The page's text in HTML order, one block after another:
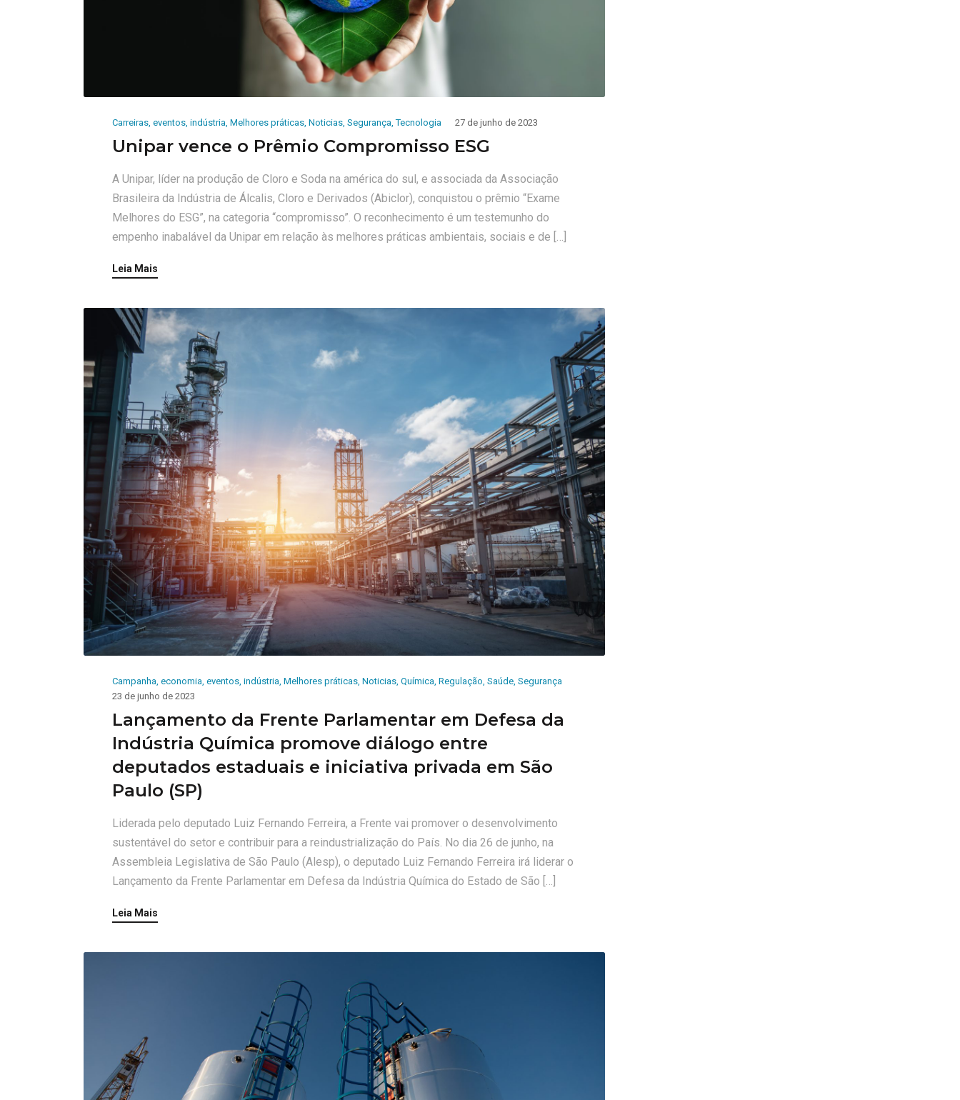
Carreiras eventos indústria Melhores práticas Noticias Segurança ,Tecnologia 27 de junho de 2023
Unipar vence o Prêmio Compromisso ESG
A Unipar, líder na produção de Cloro e Soda na américa do sul, e associada da Associação
Brasileira da Indústria de Álcalis, Cloro e Derivados (Abiclor), conquistou o prêmio “Exame
Melhores do ESG”, na categoria “compromisso”. O reconhecimento é um testemunho do
empenho inabalável da Unipar em relação às melhores práticas ambientais, sociais e de […]
Leia Mais
Campanha economia eventos indústria Melhores práticas Noticias Química Regulação Saúde Segurança
23 de junho de 2023
Lançamento da Frente Parlamentar em Defesa da
Indústria Química promove diálogo entre
deputados estaduais e iniciativa privada em São
Paulo (SP)
Liderada pelo deputado Luiz Fernando Ferreira, a Frente vai promover o desenvolvimento
sustentável do setor e contribuir para a reindustrialização do País. No dia 26 de junho, na
Assembleia Legislativa de São Paulo (Alesp), o deputado Luiz Fernando Ferreira irá liderar o
Lançamento da Frente Parlamentar em Defesa da Indústria Química do Estado de São […]
Leia Mais